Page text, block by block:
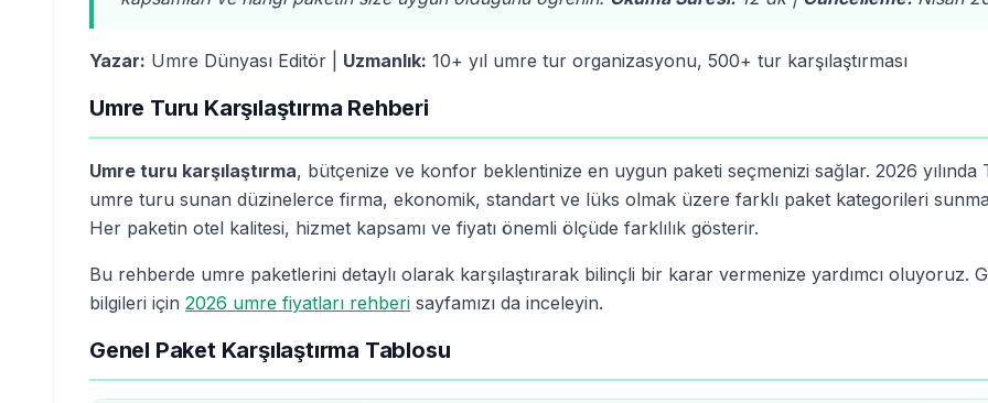
Yazar: Umre Dünyası Editör | Uzmanlık: 10+ yıl umre tur organizasyonu, 500+ tur karşılaştırması
Umre Turu Karşılaştırma Rehberi
Umre turu karşılaştırma, bütçenize ve konfor beklentinize en uygun paketi seçmenizi sağlar. 2026 yılında
umre turu sunan düzinelerce firma, ekonomik, standart ve lüks olmak üzere farklı paket kategorileri
Her paketin otel kalitesi, hizmet kapsamı ve fiyatı önemli ölçüde farklılık gösterir.
Bu rehberde umre paketlerini detaylı olarak karşılaştırarak bilinçli bir karar vermenize yardımcı oluyoruz.
bilgileri için 2026 umre fiyatları rehberi sayfamızı da inceleyin.
Genel Paket Karşılaştırma Tablosu